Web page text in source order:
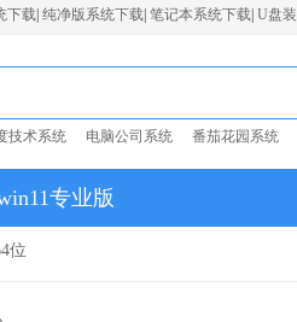
下载 纯净版系统下载 笔记本系统下载 U盘
技术系统 电脑公司系统 番茄花园系统
专业版
位